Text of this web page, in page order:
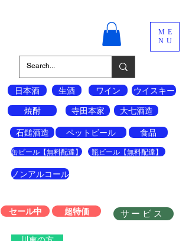
ME
NU
日本酒
ワイン
寺田本家
大七酒造
缶ビール【無料配達】 瓶ビール【無料配達】
生酒
食品
ウイスキー
セール中
焼酎
ペットビール
石鎚酒造
超特価
ノンアルコール
サービス